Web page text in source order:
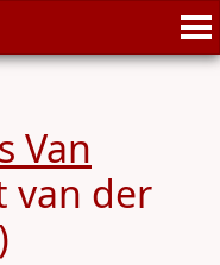
Van
van der